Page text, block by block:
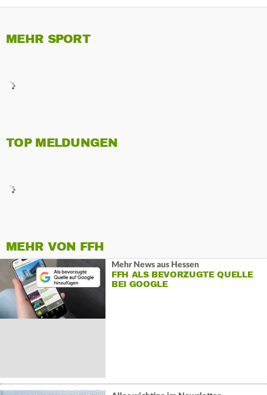
MEHR SPORT
TOP MELDUNGEN
MEHR VON FFH
Mehr News aus Hessen
FFH ALS BEVORZUGTE QUELLE
BEI GOOGLE